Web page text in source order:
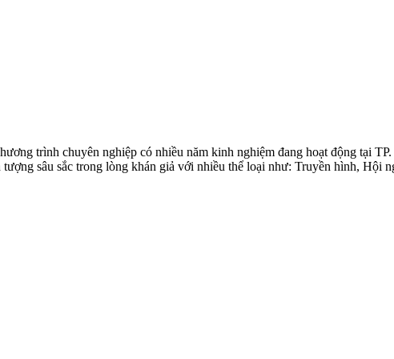
trình chuyên nghiệp có nhiều năm kinh nghiệm đang hoạt động tại
sâu sắc trong lòng khán giả với nhiều thể loại như: Truyền hình,